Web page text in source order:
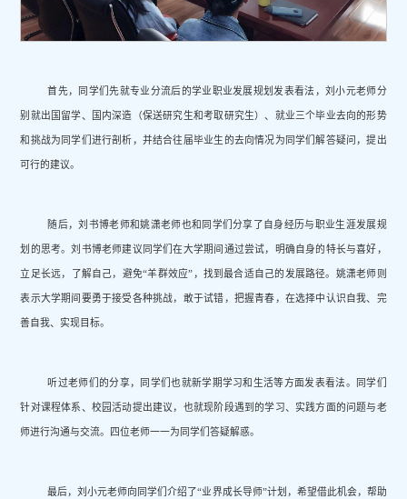
首先，同学们先就专业分流后的学业职业发展规划发表看法，刘小元老师分
别就出国留学、国内深造（保送研究生和考取研究生）、就业三个毕业去向的形势
和挑战为同学们进行剖析，并结合往届毕业生的去向情况为同学们解答疑问，提出
可行的建议。
随后，刘书博老师和姚潇老师也和同学们分享了自身经历与职业生涯发展规
划的思考。刘书博老师建议同学们在大学期间通过尝试，明确自身的特长与喜好，
立足长远，了解自己，避免“羊群效应”，找到最合适自己的发展路径。姚潇老师则
表示大学期间要勇于接受各种挑战，敢于试错，把握青春，在选择中认识自我、完
善自我、实现目标。
听过老师们的分享，同学们也就新学期学习和生活等方面发表看法。同学们
针对课程体系、校园活动提出建议，也就现阶段遇到的学习、实践方面的问题与老
师进行沟通与交流。四位老师一一为同学们答疑解惑。
最后，刘小元老师向同学们介绍了“业界成长导师”计划，希望借此机会，帮助